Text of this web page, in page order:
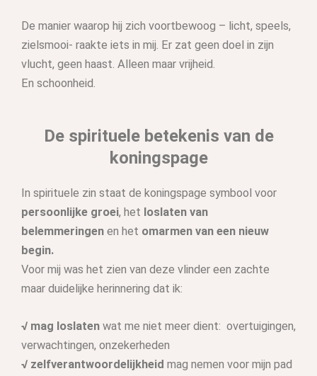
De manier waarop hij zich voortbewoog – licht, speels,
zielsmooi- raakte iets in mij. Er zat geen doel in zijn
vlucht, geen haast. Alleen maar vrijheid.
En schoonheid.
De spirituele betekenis van de
koningspage
In spirituele zin staat de koningspage symbool voor
persoonlijke groei, het loslaten van
belemmeringen en het omarmen van een nieuw
begin.
Voor mij was het zien van deze vlinder een zachte
maar duidelijke herinnering dat ik:
√ mag loslaten wat me niet meer dient: overtuigingen,
verwachtingen, onzekerheden
√ zelfverantwoordelijkheid mag nemen voor mijn pad